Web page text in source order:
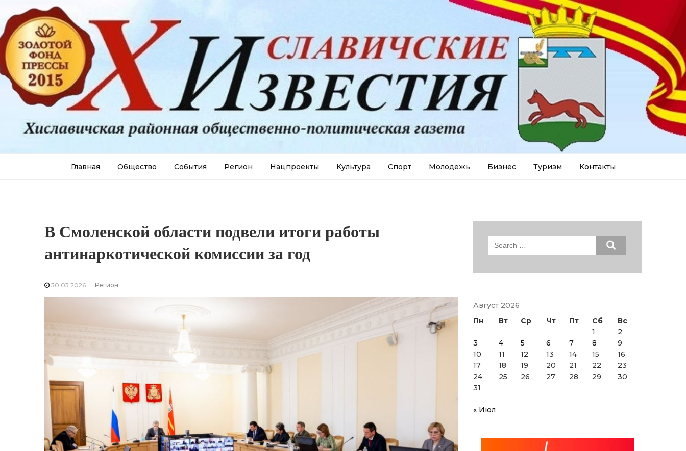
Главная Общество События Регион Нацпроекты Культура Спорт Молодежь Бизнес Туризм Контакты
В Смоленской области подвели итоги работы
антинаркотической комиссии за год
30.03.2026 Регион
Search
Август 2026
Пн
Вт Ср Чт Пт Сб
Вс
1
2
3
4 5 6 7 8
9
10
11 12 13 14 15
16
17
18 19 20 21 22
23
24
25 26 27 28 29
30
31
« Июл